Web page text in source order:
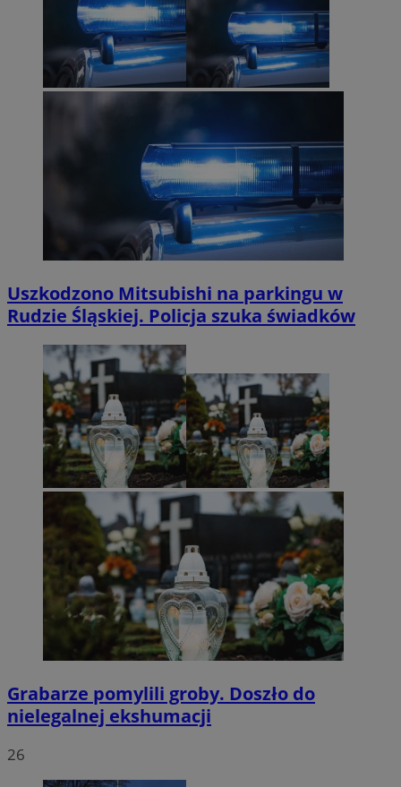
Uszkodzono Mitsubishi na parkingu w
Rudzie Śląskiej. Policja szuka świadków
Grabarze pomylili groby. Doszło do
nielegalnej ekshumacji
26